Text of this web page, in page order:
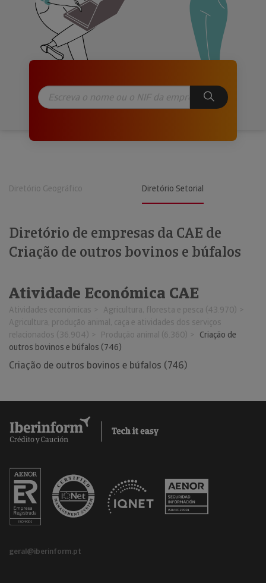
Diretório Geográfico Diretório Setorial
Diretório de empresas da CAE de
Criação de outros bovinos e búfalos
Atividade Económica CAE
Atividades económicas
Agricultura, floresta e pesca (43.970)
Agricultura, produção animal, caça e atividades dos serviços
relacionados (36.904)
Produção animal (6.360)
Criação de
outros bovinos e búfalos (746)
Criação de outros bovinos e búfalos (746)
geral@iberinform.pt